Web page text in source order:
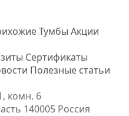
Тумбы Акции
Сертификаты
Полезные статьи
комн. 6
140005 Россия